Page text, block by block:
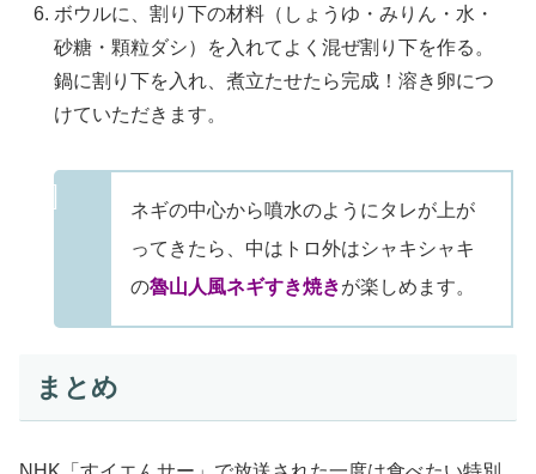
ボウルに、割り下の材料（しょうゆ・みりん・水・
砂糖・顆粒ダシ）を入れてよく混ぜ割り下を作る。
鍋に割り下を入れ、煮立たせたら完成！溶き卵につ
けていただきます。
ネギの中心から噴水のようにタレが上が
ってきたら、中はトロ外はシャキシャキ
の魯山人風ネギすき焼きが楽しめます。
まとめ